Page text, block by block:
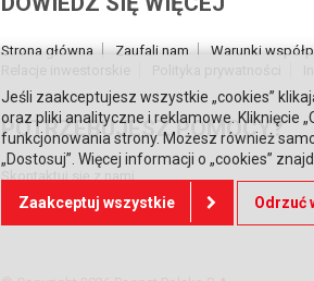
Strona główna Zaufali nam Warunki
POTRZEBUJESZ POMOCY?
Skontaktuj się z nami
Jeśli zaakceptujesz wszystkie „cookies”
oraz pliki analityczne i reklamowe. Kliknięcie
funkcjonowania strony. Możesz również
„Dostosuj”. Więcej informacji o „cookies”
Zaakceptuj wszystkie Odrzuć